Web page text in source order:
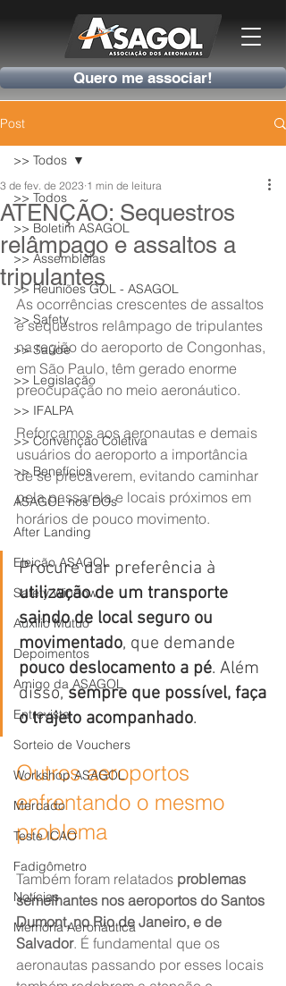
Quero me associar!
Post
>> Todos
>> Boletim ASAGOL
>> Assembleias
>> Reuniões GOL - ASAGOL
>> Safety
>> Saúde
>> Legislação
>> IFALPA
>> Convenção Coletiva
>> Benefícios
ASAGOL nos DOs
After Landing
Eleição ASAGOL
Safety Window
Auxílio Mútuo
Depoimentos
Amigo da ASAGOL
Entrevista
Sorteio de Vouchers
Workshop ASAGOL
Mercado
Teste ICAO
Fadigômetro
Notícias
Memória Aeronáutica
>> Todos
ATENÇÃO: Sequestros
relâmpago e assaltos a
tripulantes
3 de fev. de 2023 1 min de leitura
As ocorrências crescentes de assaltos
e sequestros relâmpago de tripulantes
na região do aeroporto de Congonhas,
em São Paulo, têm gerado enorme
preocupação no meio aeronáutico.
Reforçamos aos aeronautas e demais
usuários do aeroporto a importância
de se precaverem, evitando caminhar
pela passarela e locais próximos em
horários de pouco movimento.
Procure dar preferência à
utilização de um transporte
saindo de local seguro ou
movimentado, que demande
pouco deslocamento a pé. Além
disso, sempre que possível, faça
o trajeto acompanhado.
Outros aeroportos
enfrentando o mesmo
problema
Também foram relatados problemas
semelhantes nos aeroportos do Santos
Dumont, no Rio de Janeiro, e de
Salvador. É fundamental que os
aeronautas passando por esses locais